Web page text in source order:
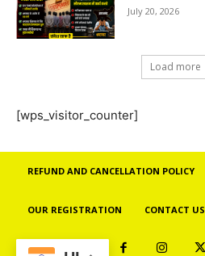
July 20, 2026
Load more
[wps_visitor_counter]
REFUND AND CANCELLATION POLICY
OUR REGISTRATION CONTACT US